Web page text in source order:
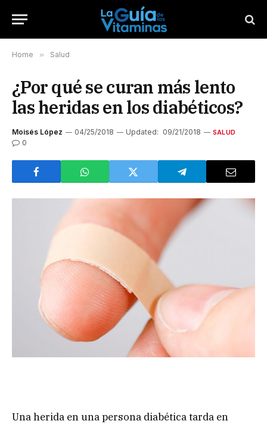
Home » Salud
¿Por qué se curan más lento
las heridas en los diabéticos?
Moisés López 04/25/2018 Updated: 09/21/2018 SALUD
0
Una herida en una persona diabética tarda en